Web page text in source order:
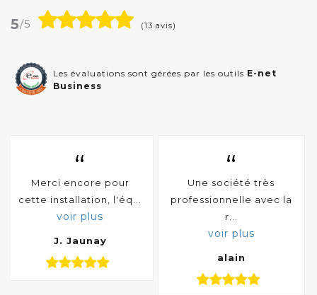
5/5 (13 avis)
Les évaluations sont gérées par les outils E-net
Business
“
Merci encore pour
cette installation, l'éq...
voir plus
J. Jaunay
“
Une société très
professionnelle avec la
r...
voir plus
alain